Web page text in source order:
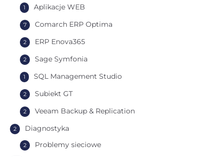
Aplikacje WEB
1
Comarch ERP Optima
7
ERP Enova365
2
Sage Symfonia
2
SQL Management Studio
1
Subiekt GT
2
Veeam Backup & Replication
2
Diagnostyka
2
Problemy sieciowe
2